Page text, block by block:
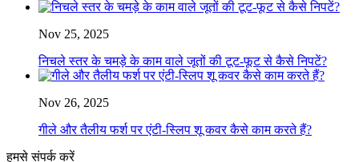
Nov 25, 2025
निचले स्तर के चमड़े के काम वाले जूतों की टूट-फूट से कैसे निपटें?
Nov 26, 2025
गीले और तैलीय फर्श पर एंटी-स्लिप शू कवर कैसे काम करते हैं?
हमसे संपर्क करें